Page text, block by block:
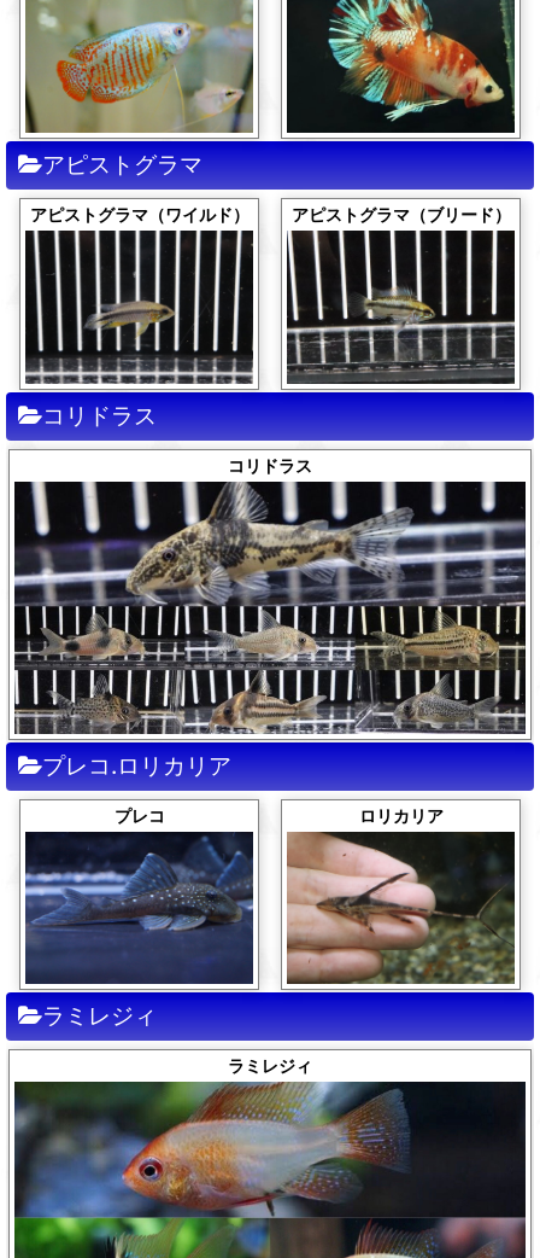
アピストグラマ
アピストグラマ（ワイルド） アピストグラマ（ブリード）
コリドラス
コリドラス
プレコ.ロリカリア
プレコ ロリカリア
ラミレジィ
ラミレジィ